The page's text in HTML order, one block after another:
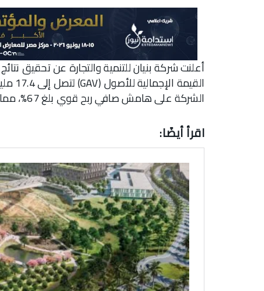
الشركة على هامش صافي ربح قوي بلغ 67%، مما يعكس قوة واستدامة أداء الشركة.
اقرأ أيضًا: